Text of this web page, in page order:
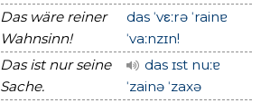
Das wäre reiner
Wahnsinn!
das ˈvεːrə ˈrainɐ
ˈvaːnzɪn!
Das ist nur seine
Sache.
das ɪst nuːɐ
ˈzainə ˈzaxə